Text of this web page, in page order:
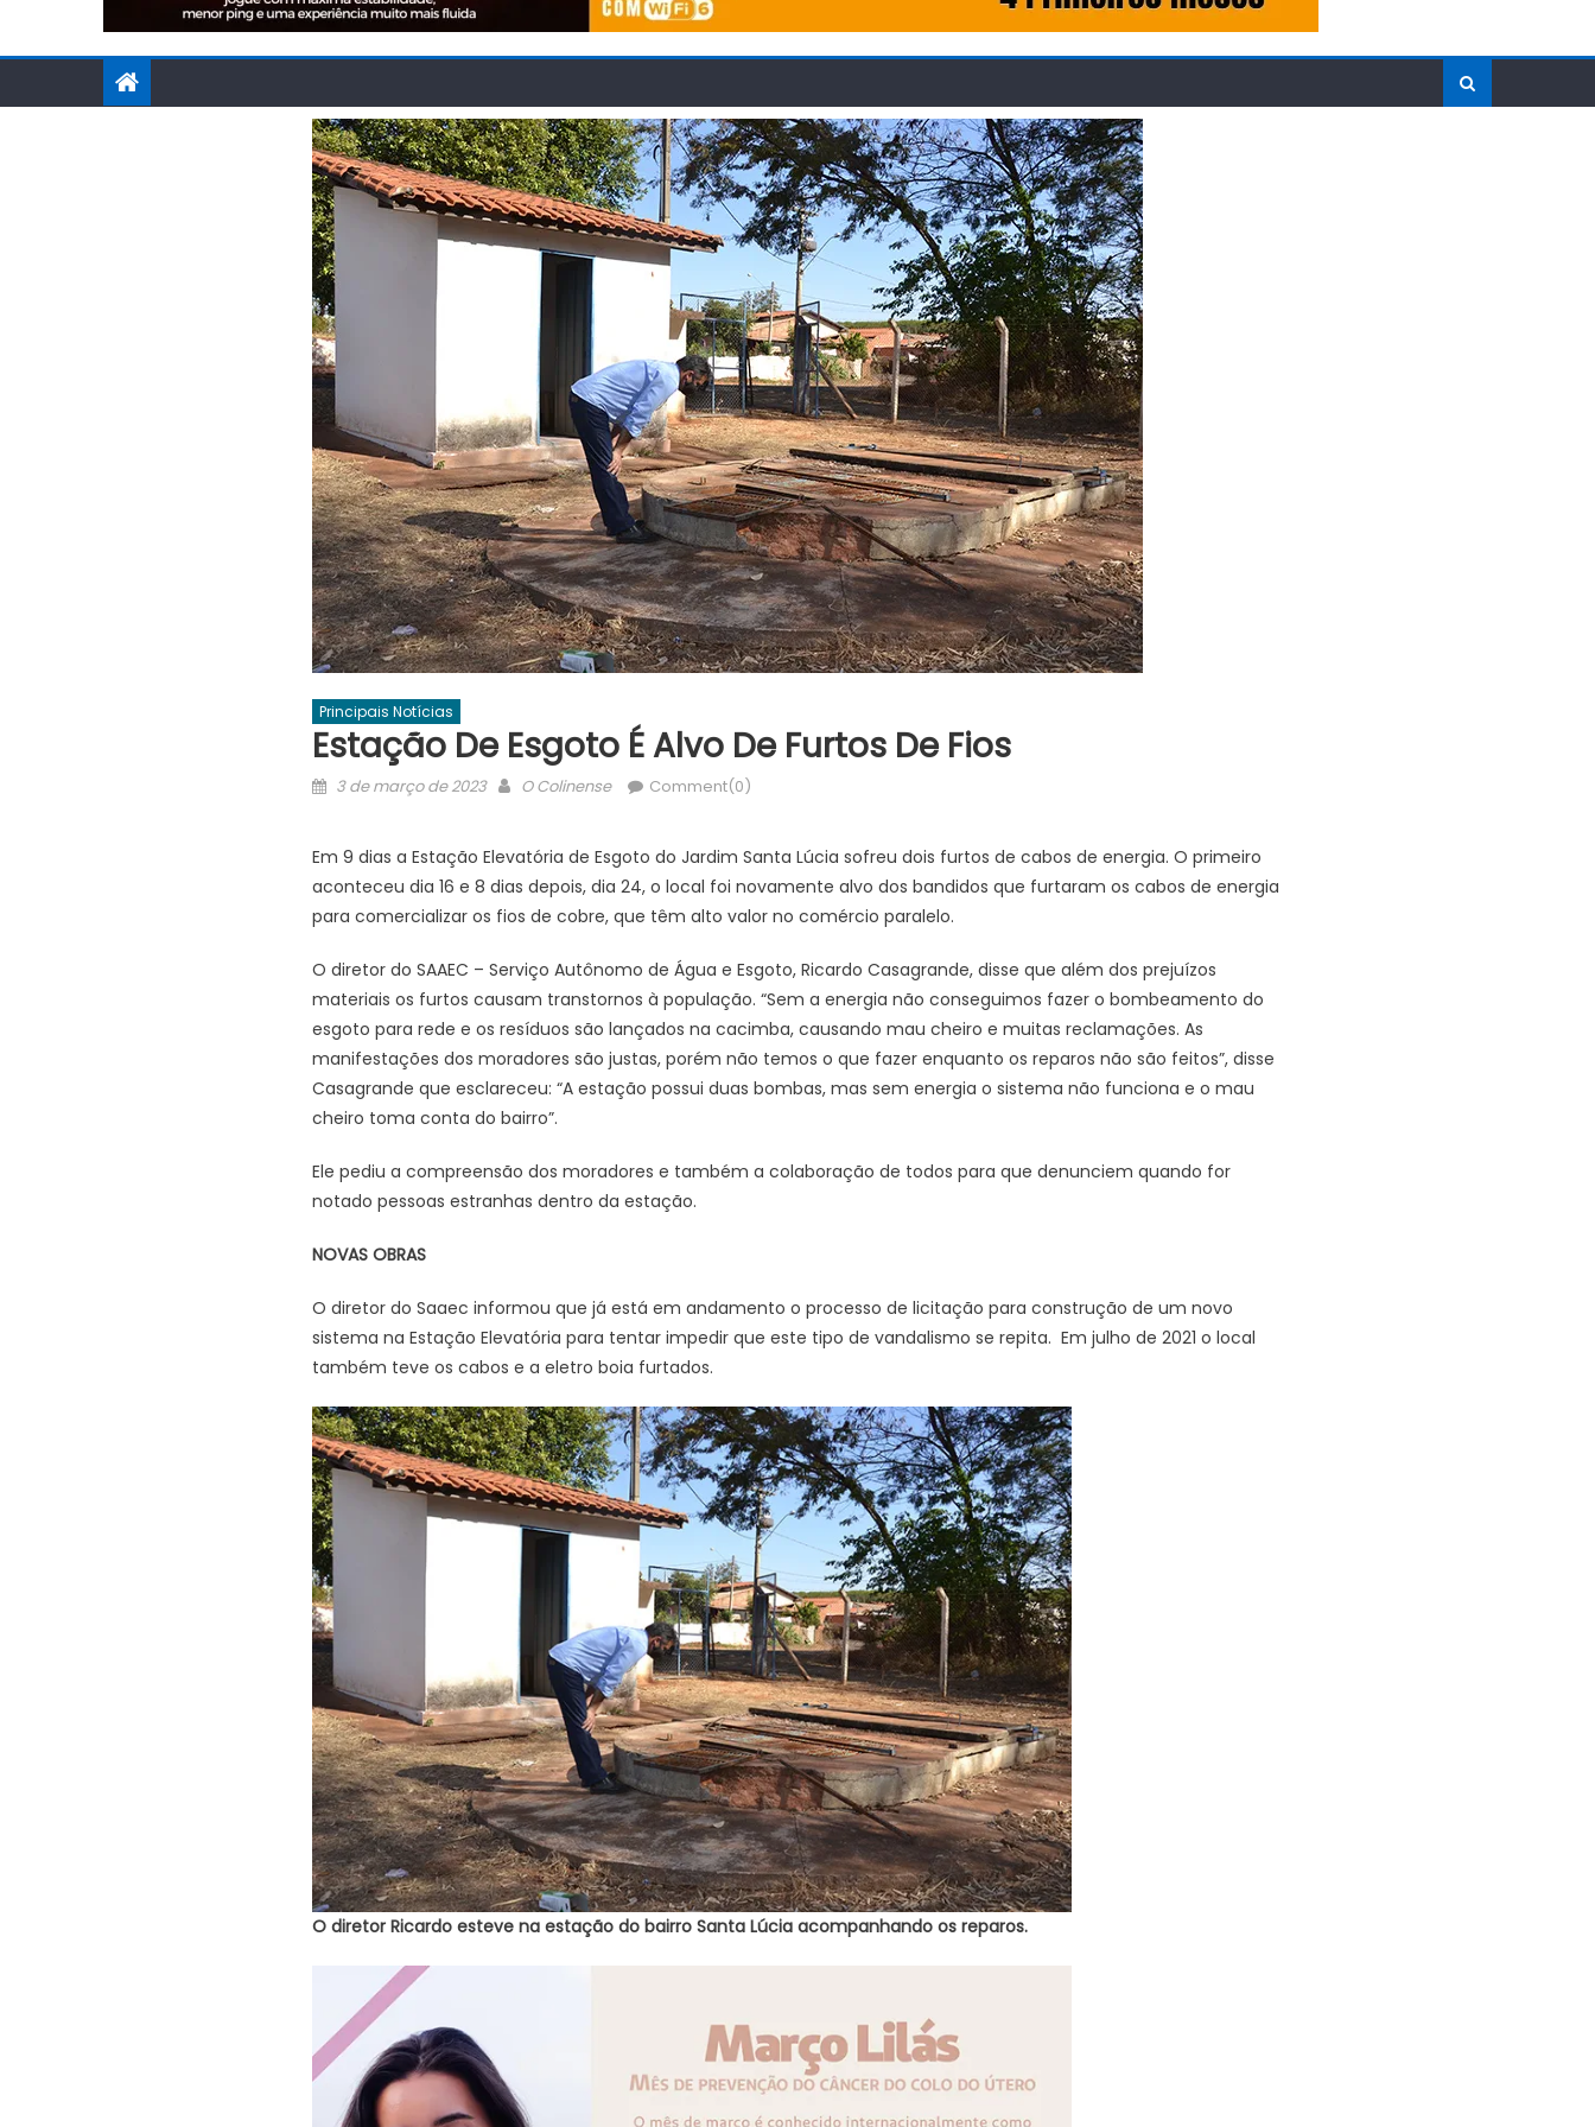
Principais Notícias
Estação De Esgoto É Alvo De Furtos De Fios
Posted
3 de março de 2023 Author
O Colinense Comment(0)
Em 9 dias a Estação Elevatória de Esgoto do Jardim Santa Lúcia sofreu dois furtos de cabos de energia. O primeiro
aconteceu dia 16 e 8 dias depois, dia 24, o local foi novamente alvo dos bandidos que furtaram os cabos de energia
para comercializar os fios de cobre, que têm alto valor no comércio paralelo.
O diretor do SAAEC – Serviço Autônomo de Água e Esgoto, Ricardo Casagrande, disse que além dos prejuízos
materiais os furtos causam transtornos à população. “Sem a energia não conseguimos fazer o bombeamento do
esgoto para rede e os resíduos são lançados na cacimba, causando mau cheiro e muitas reclamações. As
manifestações dos moradores são justas, porém não temos o que fazer enquanto os reparos não são feitos”, disse
Casagrande que esclareceu: “A estação possui duas bombas, mas sem energia o sistema não funciona e o mau
cheiro toma conta do bairro”.
Ele pediu a compreensão dos moradores e também a colaboração de todos para que denunciem quando for
notado pessoas estranhas dentro da estação.
NOVAS OBRAS
O diretor do Saaec informou que já está em andamento o processo de licitação para construção de um novo
sistema na Estação Elevatória para tentar impedir que este tipo de vandalismo se repita. Em julho de 2021 o local
também teve os cabos e a eletro boia furtados.
O diretor Ricardo esteve na estação do bairro Santa Lúcia acompanhando os reparos.